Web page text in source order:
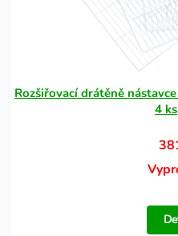
Rozšiřovací drátěně
4